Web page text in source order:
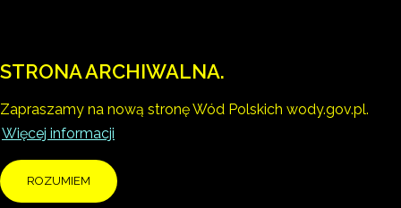
STRONA ARCHIWALNA.
Zapraszamy na nową stronę Wód Polskich wody.gov.pl.
Więcej informacji
ROZUMIEM